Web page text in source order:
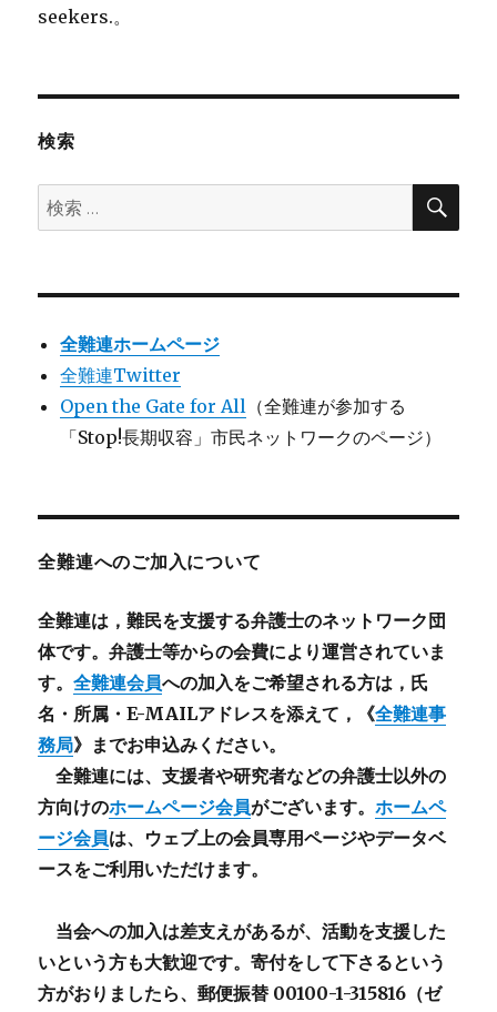
seekers.。
検索
検
索:
検
全難連ホームページ
全難連Twitter
Open the Gate for All （全難連が参加する
「Stop!長期収容」市民ネットワークのページ）
全難連へのご加入について
全難連は，難民を支援する弁護士のネットワーク団
体です。弁護士等からの会費により運営されていま
す。全難連会員への加入をご希望される方は，氏
名・所属・E-MAILアドレスを添えて，《全難連事
務局》までお申込みください。
全難連には、支援者や研究者などの弁護士以外の
方向けのホームページ会員がございます。ホームペ
ージ会員は、ウェブ上の会員専用ページやデータベ
ースをご利用いただけます。
当会への加入は差支えがあるが、活動を支援した
いという方も大歓迎です。寄付をして下さるという
方がおりましたら、郵便振替 00100-1-315816（ゼ